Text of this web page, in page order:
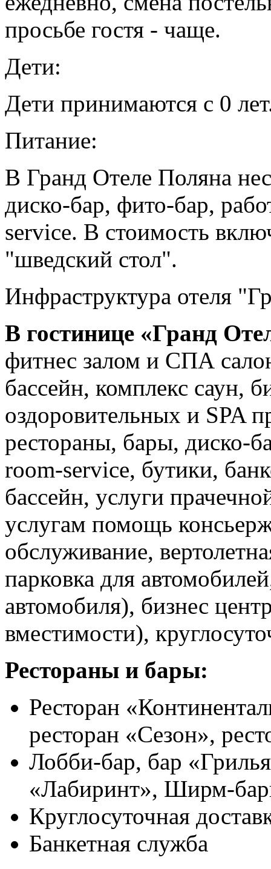
просьбе гостя - чаще.
Дети:
Дети принимаются с 0
Питание:
В Гранд Отеле Поляна
диско-бар, фито-бар,
service. В стоимость
"шведский стол".
Инфраструктура отеля
В гостинице «Гранд
фитнес залом и СПА
бассейн, комплекс саун,
оздоровительных и SPA
рестораны, бары, диско-
room-servicе, бутики,
бассейн, услуги
услугам помощь
обслуживание,
парковка для
автомобиля), бизнес
вместимости),
Рестораны и бары:
Ресторан
ресторан «Сезон»,
Лобби-бар, бар
«Лабиринт», Ширм-
Круглосуточная
Банкетная служба